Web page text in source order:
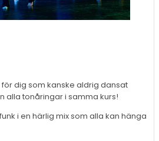
dig som kanske aldrig dansat
alla tonåringar i samma kurs!
i en härlig mix som alla kan hänga